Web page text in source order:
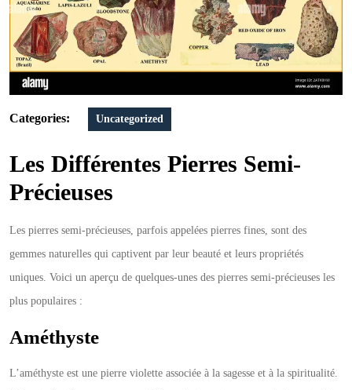
Categories: Uncategorized
Les Différentes Pierres Semi-
Précieuses
Les pierres semi-précieuses, parfois appelées pierres fines, sont des
gemmes naturelles qui captivent par leur beauté et leurs propriétés
uniques. Voici un aperçu de quelques-unes des pierres semi-précieuses les
plus populaires :
Améthyste
L’améthyste est une pierre violette associée à la sagesse et à la spiritualité.